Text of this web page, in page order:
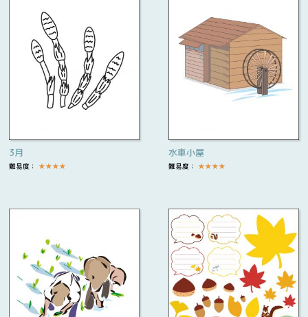
3月
難易度： ★★★★
水車小屋
難易度： ★★★★